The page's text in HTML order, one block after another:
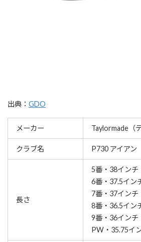
出典： GDO
メーカー Taylormade（
クラブ名 P730 アイアン
長さ
5番・38インチ
6番・37.5イン
7番・37インチ
8番・36.5イン
9番・36インチ
PW・35.75イ